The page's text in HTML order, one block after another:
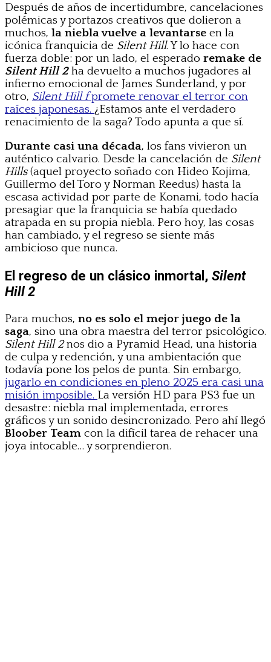
Después de años de incertidumbre, cancelaciones
polémicas y portazos creativos que dolieron a
muchos, la niebla vuelve a levantarse en la
icónica franquicia de Silent Hill. Y lo hace con
fuerza doble: por un lado, el esperado remake de
Silent Hill 2ha devuelto a muchos jugadores al
infierno emocional de James Sunderland, y por
otro, Silent Hill fpromete renovar el terror con
raíces japonesas. ¿Estamos ante el verdadero
renacimiento de la saga? Todo apunta a que sí.
Durante casi una década, los fans vivieron un
auténtico calvario. Desde la cancelación de Silent
Hills(aquel proyecto soñado con Hideo Kojima,
Guillermo del Toro y Norman Reedus) hasta la
escasa actividad por parte de Konami, todo hacía
presagiar que la franquicia se había quedado
atrapada en su propia niebla. Pero hoy, las cosas
han cambiado, y el regreso se siente más
ambicioso que nunca.
El regreso de un clásico inmortal, Silent
Hill 2
Para muchos, no es solo el mejor juego de la
saga, sino una obra maestra del terror psicológico.
Silent Hill 2nos dio a Pyramid Head, una historia
de culpa y redención, y una ambientación que
todavía pone los pelos de punta. Sin embargo,
jugarlo en condiciones en pleno 2025 era casi una
misión imposible. La versión HD para PS3 fue un
desastre: niebla mal implementada, errores
gráficos y un sonido desincronizado. Pero ahí llegó
Bloober Team con la difícil tarea de rehacer una
joya intocable… y sorprendieron.